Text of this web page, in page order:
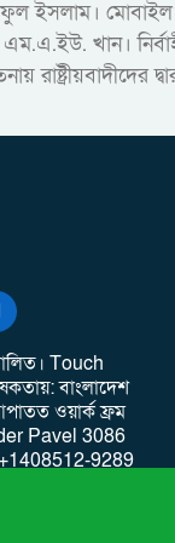
ইসলাম।
খান।
Touch
বাংলাদেশ
ওয়ার্ক ফ্রম
Pavel 3086
9289